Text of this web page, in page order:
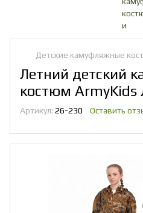
Детские камуфляжные
Летний детский
костюм
Артикул: 26-230 Оставить